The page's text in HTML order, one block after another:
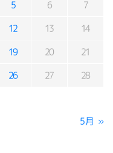
5 6 7
12 13 14
19 20 21
26 27 28
5月 »